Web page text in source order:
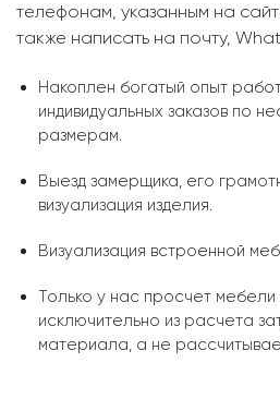
телефонам, указанным на
также написать на почту,
Накоплен богатый опыт
индивидуальных заказов по
размерам.
Выезд замерщика, его
визуализация изделия.
Визуализация встроенной
Только у нас просчет мебели
исключительно из расчета
материала, а не